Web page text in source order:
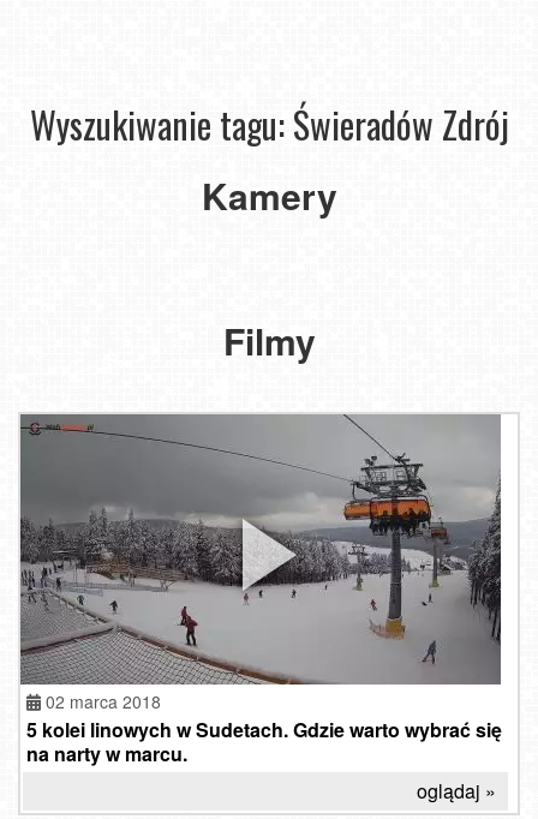
Wyszukiwanie tagu: Świeradów Zdrój
Kamery
HOTEL
Filmy
02 marca 2018
5 kolei linowych w Sudetach. Gdzie warto wybrać się
na narty w marcu.
oglądaj »